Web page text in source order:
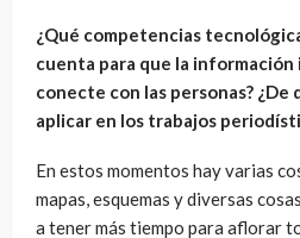
¿Qué competencias
cuenta para que la
conecte con las personas? ¿De
aplicar en los trabajos
En estos momentos hay varias
mapas, esquemas y diversas
a tener más tiempo para aflorar